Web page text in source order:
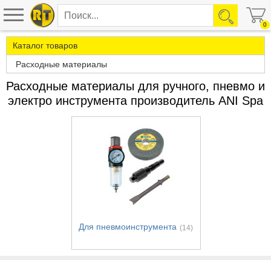
0
Каталог товаров
Расходные материалы
Расходные материалы для ручного, пневмо и
электро инструмента производитель ANI Spa
Для пневмоинструмента (14)